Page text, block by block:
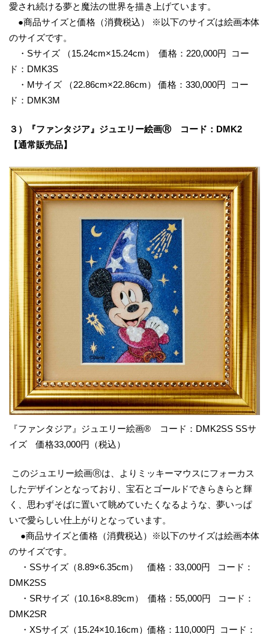
愛され続ける夢と魔法の世界を描き上げています。
●商品サイズと価格（消費税込） ※以下のサイズは絵画本体
のサイズです。
・Sサイズ （15.24cm×15.24cm） 価格：220,000円 コー
ド：DMK3S
・Mサイズ （22.86cm×22.86cm） 価格：330,000円 コー
ド：DMK3M
３） 『ファンタジア 』 ジュエリー絵画Ⓡ コード： DMK2
【通常販売品】
『ファンタジア』ジュエリー絵画®︎ コード：DMK2SS SSサ
イズ 価格33,000円（税込）
このジュエリー絵画Ⓡは、よりミッキーマウスにフォーカス
したデザインとなっており、宝石とゴールドできらきらと輝
く、思わずそばに置いて眺めていたくなるような、夢いっぱ
いで愛らしい仕上がりとなっています。
●商品サイズと価格（消費税込）※以下のサイズは絵画本体
のサイズです。
・SSサイズ（8.89×6.35cm） 価格：33,000円 コード：
DMK2SS
・SRサイズ（10.16×8.89cm） 価格：55,000円 コード：
DMK2SR
・XSサイズ（15.24×10.16cm）価格：110,000円 コード：